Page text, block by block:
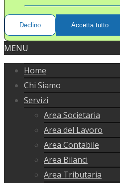
Declino Accetta tutto
MENU
Home
Chi Siamo
Servizi
Area Societaria
Area del Lavoro
Area Contabile
Area Bilanci
Area Tributaria